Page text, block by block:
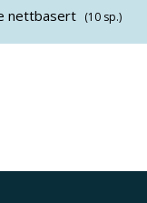
nettbasert (10 sp.)